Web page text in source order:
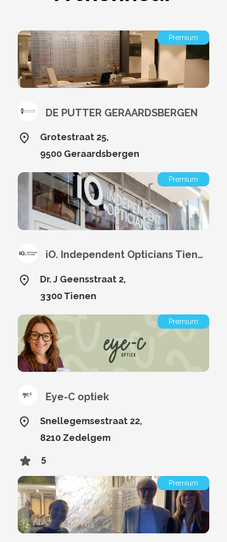
Premium
DE PUTTER GERAARDSBERGEN
Grotestraat 25,
9500 Geraardsbergen
Premium
iO. Independent Opticians Tienen
Dr. J Geensstraat 2,
3300 Tienen
Premium
Eye-C optiek
Snellegemsestraat 22,
8210 Zedelgem
5
Premium